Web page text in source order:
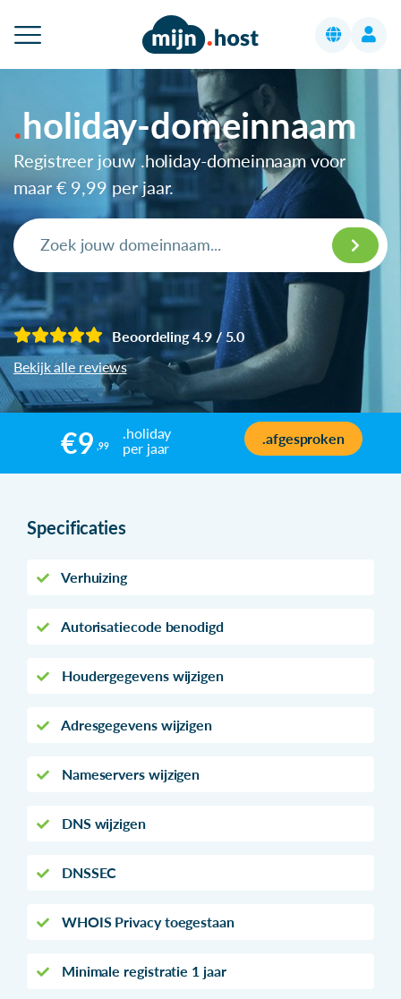
holiday-domeinnaam
Registreer jouw .holiday-domeinnaam voor
maar € 9,99 per jaar.
Beoordeling 4.9 / 5.0
Bekijk alle reviews
€9 ,99
.holiday
per jaar
.afgesproken
Specificaties
Verhuizing
Autorisatiecode benodigd
Houdergegevens wijzigen
Adresgegevens wijzigen
Nameservers wijzigen
DNS wijzigen
DNSSEC
WHOIS Privacy toegestaan
Minimale registratie 1 jaar